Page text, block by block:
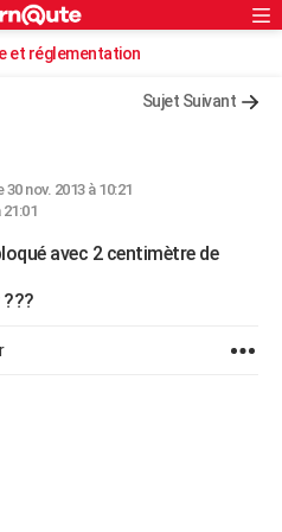
et réglementation
Sujet Suivant
nov. 2013 à 10:21
21:01
avec 2 centimètre de